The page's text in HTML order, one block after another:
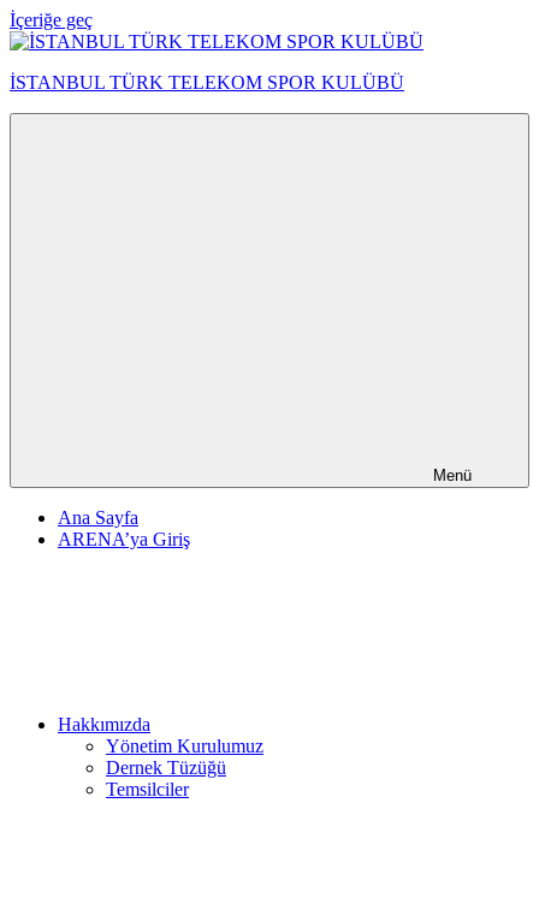
İçeriğe geç
İSTANBUL TÜRK TELEKOM SPOR KULÜBÜ
Menü
Ana Sayfa
ARENA’ya Giriş
Hakkımızda
Yönetim Kurulumuz
Dernek Tüzüğü
Temsilciler